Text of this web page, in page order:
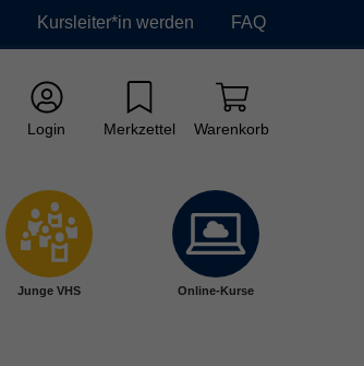
Kursleiter*in werden FAQ
Login Merkzettel Warenkorb
Junge VHS Online-Kurse